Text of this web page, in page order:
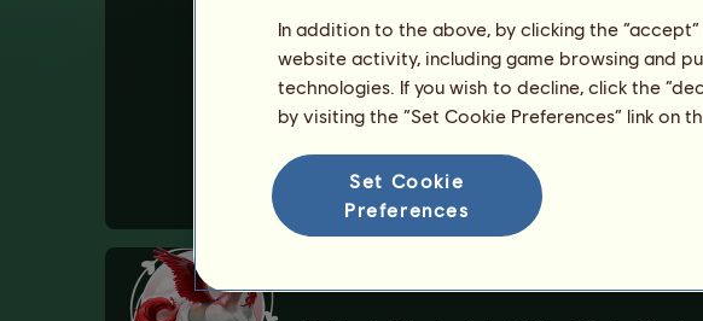
Ein Falabella kann sich einmal mit einem
Petit kann verkauft werden.
Alle Besitzer von Petit anzeigen
In addition to the above, by clicking the
website activity, including game browsing and
technologies. If you wish to decline, click the
by visiting the “Set Cookie Preferences” link on
Set Cookie
Preferences